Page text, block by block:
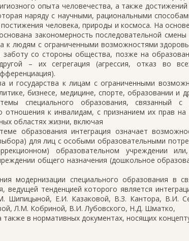
опыта человечества, а также
наряду с научными, рациональными
человека, природы и космоса. На
закономерность последовательной
к людям с ограниченными возможностями
заботу со стороны общества, позже на
– их сегрегация (агрессия, отказ во
и государства к лицам с ограниченными
бизнесе, медицине, спорте, образовании и
специального образования, связанный
отношения к инвалидам, с признанием их прав
областях жизни, включая
образования интеграция означает
для лиц с особыми образовательными
образовательном учреждении
общего назначения (дошкольное
модернизации специального образования в
ведущей тенденцией которого является
Шипицыной, Е.И. Казаковой, В.З. Кантора, В.И.
Л.М. Кобриной, В.И. Лубовского, Н.Д. Шматко,
также в нормативных документах, носящих